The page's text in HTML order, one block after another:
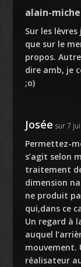
alain-
Sur les
que sur le
propos.
dire amb, je
;o)
Josée sur 7
Permettez-
s’agit selon
traitement
dimension
ne produit
qui,dans ce
Un regard à
auquel
mouvement.
réalisateur